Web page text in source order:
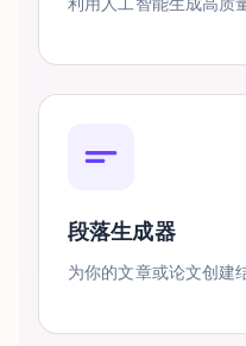
段落生成器
为你的文章或论文创建